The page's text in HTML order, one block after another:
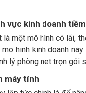
vực kinh doanh
một mô hình có lãi,
hình kinh doanh
lý phòng net trọn gói
máy tính